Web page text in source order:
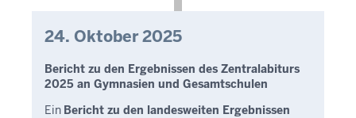
24. Oktober 2025
Bericht zu den Ergebnissen des Zentralabiturs
2025 an Gymnasien und Gesamtschulen
Ein Bericht zu den landesweiten Ergebnissen